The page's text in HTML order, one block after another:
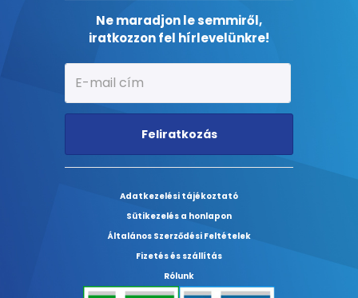
Ne maradjon le semmiről,
iratkozzon fel hírlevelünkre!
Feliratkozás
Adatkezelési tájékoztató
Sütikezelés a honlapon
Általános Szerződési Feltételek
Fizetés és szállítás
Rólunk